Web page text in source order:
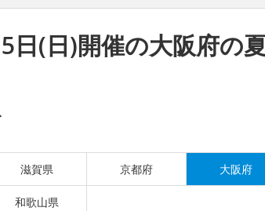
日(日)開催の大阪府の
滋賀県 京都府 大阪府
和歌山県